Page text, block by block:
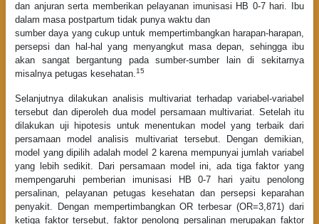
dan anjuran serta memberikan pelayanan imunisasi HB 0-7 hari. Ibu
dalam masa postpartum tidak punya waktu dan
sumber daya yang cukup untuk mempertimbangkan harapan-harapan,
persepsi dan hal-hal yang menyangkut masa depan, sehingga ibu
akan sangat bergantung pada sumber-sumber lain di sekitarnya
misalnya petugas kesehatan. 15
Selanjutnya dilakukan analisis multivariat terhadap variabel-variabel
tersebut dan diperoleh dua model persamaan multivariat. Setelah itu
dilakukan uji hipotesis untuk menentukan model yang terbaik dari
persamaan model analisis multivariat tersebut. Dengan demikian,
model yang dipilih adalah model 2 karena mempunyai jumlah variabel
yang lebih sedikit. Dari persamaan model ini, ada tiga faktor yang
mempengaruhi pemberian imunisasi HB 0-7 hari yaitu penolong
persalinan, pelayanan petugas kesehatan dan persepsi keparahan
penyakit. Dengan mempertimbangkan OR terbesar (OR=3,871) dari
ketiga faktor tersebut, faktor penolong persalinan merupakan faktor